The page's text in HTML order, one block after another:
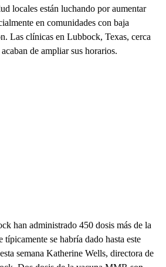
locales están luchando por aumentar
en comunidades con baja
Las clínicas en Lubbock, Texas, cerca
de ampliar sus horarios.
han administrado 450 dosis más de la
se habría dado hasta este
semana Katherine Wells, directora de